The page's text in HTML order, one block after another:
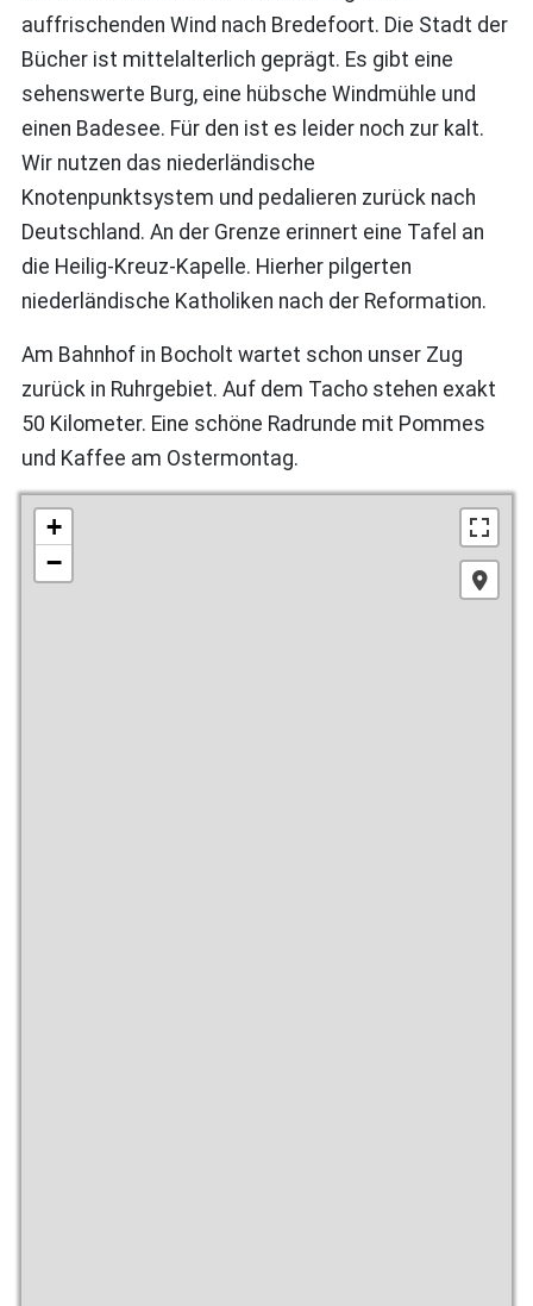
auffrischenden Wind nach Bredefoort. Die Stadt der
Bücher ist mittelalterlich geprägt. Es gibt eine
sehenswerte Burg, eine hübsche Windmühle und
einen Badesee. Für den ist es leider noch zur kalt.
Wir nutzen das niederländische
Knotenpunktsystem und pedalieren zurück nach
Deutschland. An der Grenze erinnert eine Tafel an
die Heilig-Kreuz-Kapelle. Hierher pilgerten
niederländische Katholiken nach der Reformation.
Am Bahnhof in Bocholt wartet schon unser Zug
zurück in Ruhrgebiet. Auf dem Tacho stehen exakt
50 Kilometer. Eine schöne Radrunde mit Pommes
und Kaffee am Ostermontag.
+
−